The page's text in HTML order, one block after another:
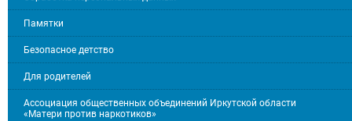
Памятки
Безопасное детство
Для родителей
Ассоциация общественных объединений Иркутской области
«Матери против наркотиков»